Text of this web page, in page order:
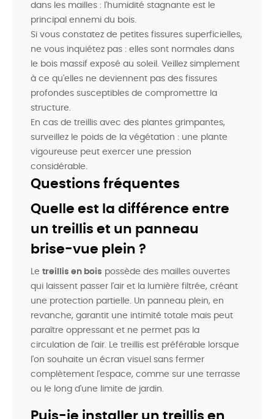
dans les mailles : l'humidité stagnante est le
principal ennemi du bois.
Si vous constatez de petites fissures superficielles,
ne vous inquiétez pas : elles sont normales dans
le bois massif exposé au soleil. Veillez simplement
à ce qu'elles ne deviennent pas des fissures
profondes susceptibles de compromettre la
structure.
En cas de treillis avec des plantes grimpantes,
surveillez le poids de la végétation : une plante
vigoureuse peut exercer une pression
considérable.
Questions fréquentes
Quelle est la différence entre
un treillis et un panneau
brise-vue plein ?
Le treillis en bois possède des mailles ouvertes
qui laissent passer l'air et la lumière filtrée, créant
une protection partielle. Un panneau plein, en
revanche, garantit une intimité totale mais peut
paraître oppressant et ne permet pas la
circulation de l'air. Le treillis est préférable lorsque
l'on souhaite un écran visuel sans fermer
complètement l'espace, comme sur une terrasse
ou le long d'une limite de jardin.
Puis-je installer un treillis en